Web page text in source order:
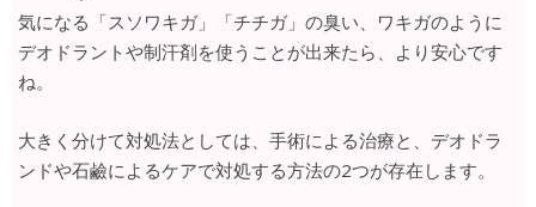
気になる「スソワキガ」「チチガ」の臭い、ワキガのように
デオドラントや制汗剤を使うことが出来たら、より安心です
ね。
大きく分けて対処法としては、手術による治療と、デオドラ
ンドや石鹼によるケアで対処する方法の2つが存在します。